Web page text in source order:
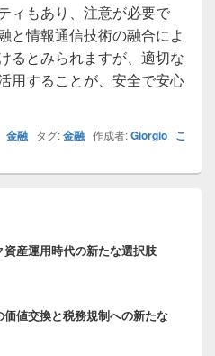
ィもあり、注意が必要で
と情報通信技術の融合によ
るとみられますが、適切な
用することが、安全で安心
金融 タグ:金融 作成者:Giorgio こ
産運用時代の新たな選択肢
値交換と税務規制への新たな